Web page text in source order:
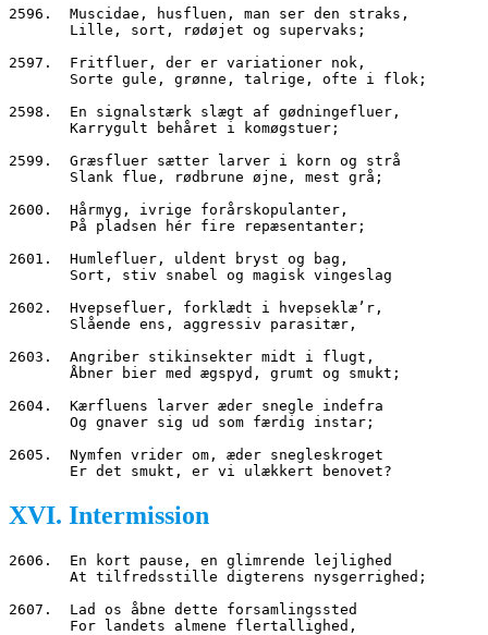
2596.  Muscidae, husfluen, man ser den straks,
       Lille, sort, rødøjet og supervaks;
2597.  Fritfluer, der er variationer nok,
       Sorte gule, grønne, talrige, ofte i flok;
2598.  En signalstærk slægt af gødningefluer,
       Karrygult behåret i komøgstuer;
2599.  Græsfluer sætter larver i korn og strå
       Slank flue, rødbrune øjne, mest grå;
2600.  Hårmyg, ivrige forårskopulanter,
       På pladsen hér fire repæsentanter;
2601.  Humlefluer, uldent bryst og bag,
       Sort, stiv snabel og magisk vingeslag
2602.  Hvepsefluer, forklædt i hvepseklæ’r,
       Slående ens, aggressiv parasitær,
2603.  Angriber stikinsekter midt i flugt,
       Åbner bier med ægspyd, grumt og smukt;
2604.  Kærfluens larver æder snegle indefra
       Og gnaver sig ud som færdig instar;
2605.  Nymfen vrider om, æder snegleskroget
       Er det smukt, er vi ulækkert benovet?
XVI. Intermission
2606.  En kort pause, en glimrende lejlighed
       At tilfredsstille digterens nysgerrighed;
2607.  Lad os åbne dette forsamlingssted
       For landets almene flertallighed,